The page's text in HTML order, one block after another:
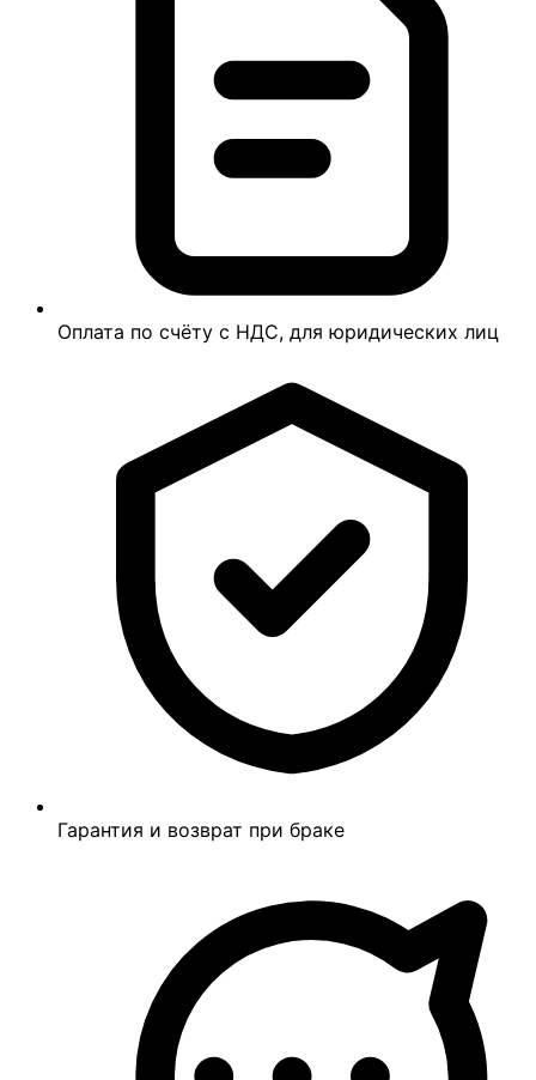
Оплата по счёту с НДС, для юридических лиц
Гарантия и возврат при браке